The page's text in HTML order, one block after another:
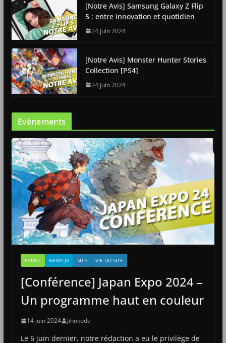
[Notre Avis] Samsung Galaxy Z Flip
5 : entre innovation et quotidien
24 juin 2024
[Notre Avis] Monster Hunter Stories
Collection [PS4]
24 juin 2024
Evènements
EVENT NEWS JV SITE VIE DU SITE
[Conférence] Japan Expo 2024 –
Un programme haut en couleur
14 juin 2024 Jihnkoda
Le 6 juin dernier, notre rédaction a eu le privilège de